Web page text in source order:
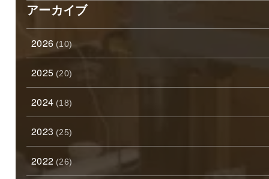
アーカイブ
2026 (10)
2025 (20)
2024 (18)
2023 (25)
2022 (26)